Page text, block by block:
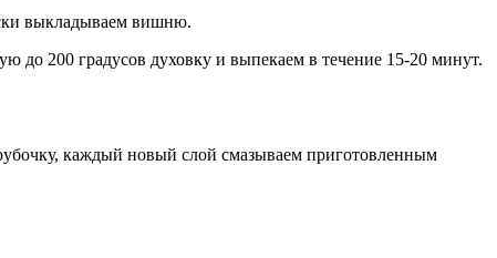
выкладываем вишню.
до 200 градусов духовку и выпекаем в течение 15-20 минут.
каждый новый слой смазываем приготовленным